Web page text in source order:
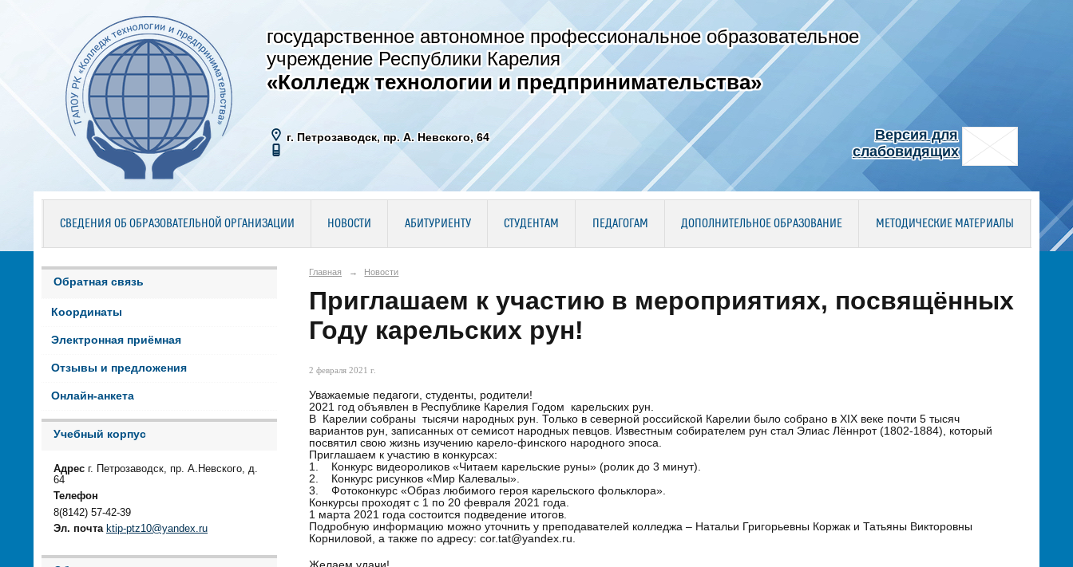
государственное автономное профессиональное образовательное
учреждение Республики Карелия
«Колледж технологии и предпринимательства»
г. Петрозаводск, пр. А. Невского, 64
Версия для
слабовидящих
СВЕДЕНИЯ ОБ ОБРАЗОВАТЕЛЬНОЙ ОРГАНИЗАЦИИ НОВОСТИ АБИТУРИЕНТУ СТУДЕНТАМ ПЕДАГОГАМ ДОПОЛНИТЕЛЬНОЕ ОБРАЗОВАНИЕ МЕТОДИЧЕСКИЕ МАТЕРИАЛЫ
Обратная связь
Координаты
Электронная приёмная
Отзывы и предложения
Онлайн-анкета
Учебный корпус
Адрес г. Петрозаводск, пр. А.Невского, д.
64
Телефон
8(8142) 57-42-39
Эл. почта ktip-ptz10@yandex.ru
Главная → Новости
Приглашаем к участию в мероприятиях, посвящённых
Году карельских рун!
2 февраля 2021 г.
Уважаемые педагоги, студенты, родители!
2021 год объявлен в Республике Карелия Годом карельских рун.
В Карелии собраны тысячи народных рун. Только в северной российской Карелии было собрано в XIX веке почти 5 тысяч
вариантов рун, записанных от семисот народных певцов. Известным собирателем рун стал Элиас Лённрот (1802-1884), который
посвятил свою жизнь изучению карело-финского народного эпоса.
Приглашаем к участию в конкурсах:
1. Конкурс видеороликов «Читаем карельские руны» (ролик до 3 минут).
2. Конкурс рисунков «Мир Калевалы».
3. Фотоконкурс «Образ любимого героя карельского фольклора».
Конкурсы проходят с 1 по 20 февраля 2021 года.
1 марта 2021 года состоится подведение итогов.
Подробную информацию можно уточнить у преподавателей колледжа – Натальи Григорьевны Коржак и Татьяны Викторовны
Корниловой, а также по адресу: cor.tat@yandex.ru.